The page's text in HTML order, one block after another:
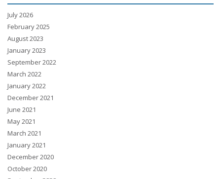
July 2026
February 2025
August 2023
January 2023
September 2022
March 2022
January 2022
December 2021
June 2021
May 2021
March 2021
January 2021
December 2020
October 2020